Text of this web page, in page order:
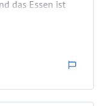
das Essen ist